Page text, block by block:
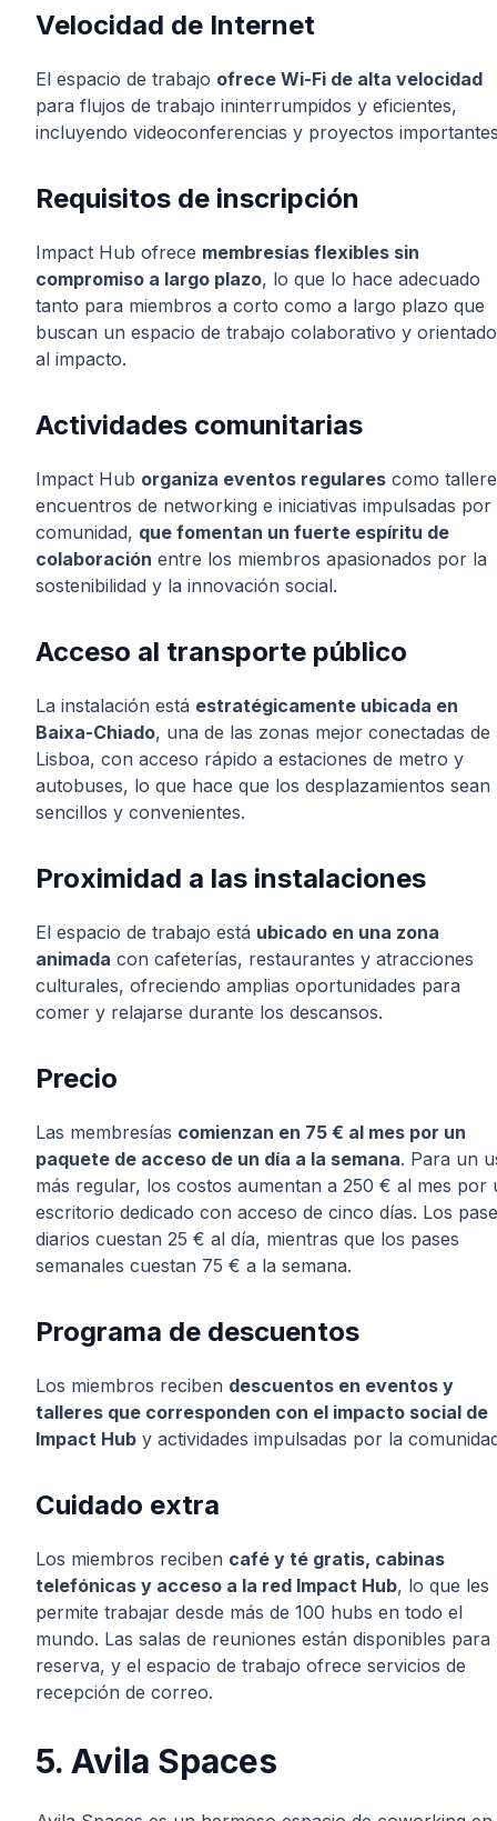
Velocidad de Internet
El espacio de trabajo ofrece Wi-Fi de alta velocidad
para flujos de trabajo ininterrumpidos y eficientes,
incluyendo videoconferencias y proyectos
Requisitos de inscripción
Impact Hub ofrece membresías flexibles sin
compromiso a largo plazo, lo que lo hace adecuado
tanto para miembros a corto como a largo plazo que
buscan un espacio de trabajo colaborativo y orientado
al impacto.
Actividades comunitarias
Impact Hub organiza eventos regulares como
encuentros de networking e iniciativas impulsadas por
comunidad, que fomentan un fuerte espíritu de
colaboración entre los miembros apasionados por la
sostenibilidad y la innovación social.
Acceso al transporte público
La instalación está estratégicamente ubicada en
Baixa-Chiado, una de las zonas mejor conectadas de
Lisboa, con acceso rápido a estaciones de metro y
autobuses, lo que hace que los desplazamientos sean
sencillos y convenientes.
Proximidad a las instalaciones
El espacio de trabajo está ubicado en una zona
animada con cafeterías, restaurantes y atracciones
culturales, ofreciendo amplias oportunidades para
comer y relajarse durante los descansos.
Precio
Las membresías comienzan en 75 € al mes por un
paquete de acceso de un día a la semana. Para un
más regular, los costos aumentan a 250 € al mes por
escritorio dedicado con acceso de cinco días. Los
diarios cuestan 25 € al día, mientras que los pases
semanales cuestan 75 € a la semana.
Programa de descuentos
Los miembros reciben descuentos en eventos y
talleres que corresponden con el impacto social de
Impact Hub y actividades impulsadas por la
Cuidado extra
Los miembros reciben café y té gratis, cabinas
telefónicas y acceso a la red Impact Hub, lo que les
permite trabajar desde más de 100 hubs en todo el
mundo. Las salas de reuniones están disponibles para
reserva, y el espacio de trabajo ofrece servicios de
recepción de correo.
5. Avila Spaces